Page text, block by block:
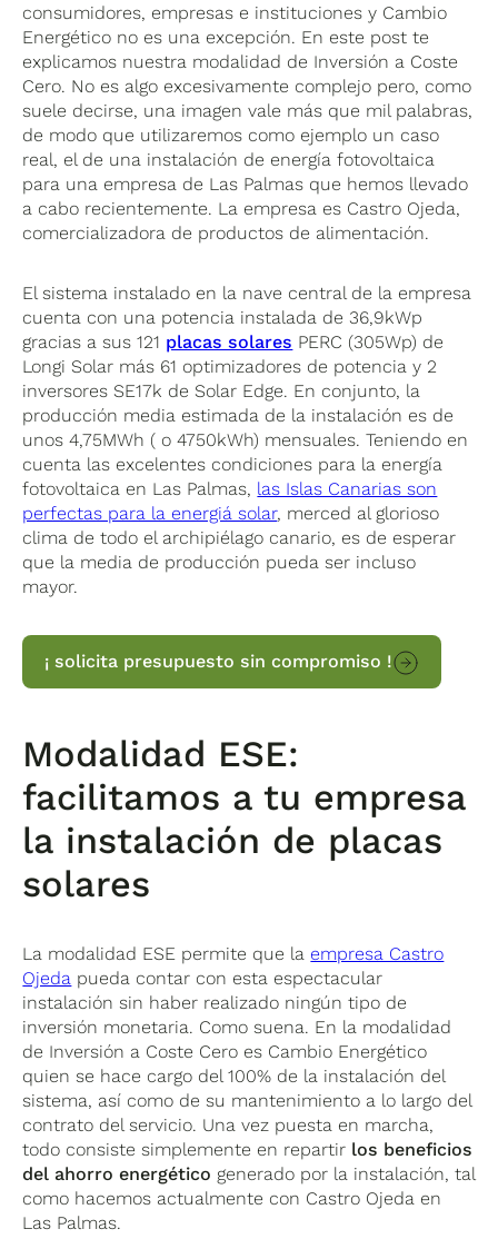
consumidores, empresas e instituciones y Cambio
Energético no es una excepción. En este post te
explicamos nuestra modalidad de Inversión a Coste
Cero. No es algo excesivamente complejo pero, como
suele decirse, una imagen vale más que mil palabras,
de modo que utilizaremos como ejemplo un caso
real, el de una instalación de energía fotovoltaica
para una empresa de Las Palmas que hemos llevado
a cabo recientemente. La empresa es Castro Ojeda,
comercializadora de productos de alimentación.
El sistema instalado en la nave central de la empresa
cuenta con una potencia instalada de 36,9kWp
gracias a sus 121 placas solares PERC (305Wp) de
Longi Solar más 61 optimizadores de potencia y 2
inversores SE17k de Solar Edge. En conjunto, la
producción media estimada de la instalación es de
unos 4,75MWh ( o 4750kWh) mensuales. Teniendo en
cuenta las excelentes condiciones para la energía
fotovoltaica en Las Palmas, las Islas Canarias son
perfectas para la energiá solar, merced al glorioso
clima de todo el archipiélago canario, es de esperar
que la media de producción pueda ser incluso
mayor.
¡ solicita presupuesto sin compromiso !
Modalidad ESE:
facilitamos a tu empresa
la instalación de placas
solares
La modalidad ESE permite que la empresa Castro
Ojeda pueda contar con esta espectacular
instalación sin haber realizado ningún tipo de
inversión monetaria. Como suena. En la modalidad
de Inversión a Coste Cero es Cambio Energético
quien se hace cargo del 100% de la instalación del
sistema, así como de su mantenimiento a lo largo del
contrato del servicio. Una vez puesta en marcha,
todo consiste simplemente en repartir los beneficios
del ahorro energético generado por la instalación, tal
como hacemos actualmente con Castro Ojeda en
Las Palmas.